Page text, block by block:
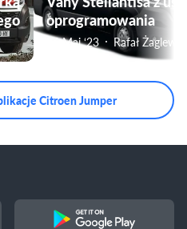
oprogramowania
26 Maj ‘23 Rafał
Citroen Jumper